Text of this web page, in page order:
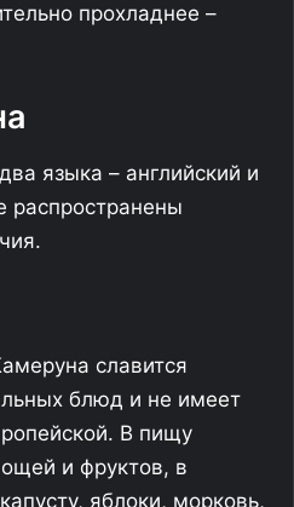
прохладнее –
языка – английский и
распространены
славится
блюд и не имеет
В пищу
и фруктов, в
яблоки, морковь,